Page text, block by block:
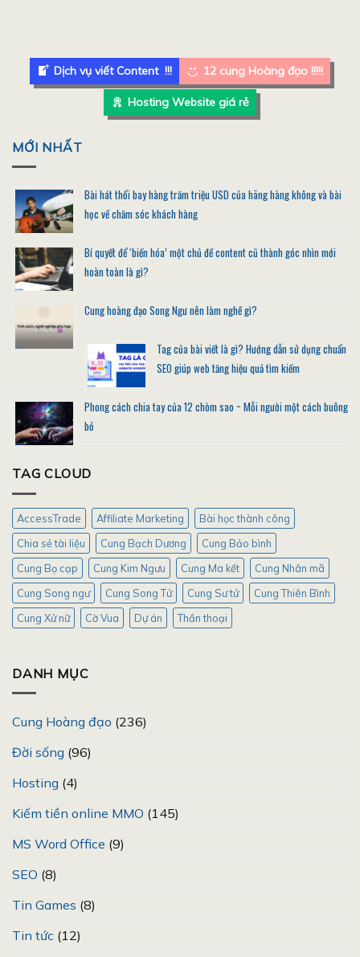
Dịch vụ viết Content !!! 12 cung Hoàng đạo !!!!!
Hosting Website giá rẻ
MỚI NHẤT
Bài hát thổi bay hàng trăm triệu USD của hãng hàng không và bài
học về chăm sóc khách hàng
Bí quyết để ‘biến hóa’ một chủ đề content cũ thành góc nhìn mới
hoàn toàn là gì?
Cung hoàng đạo Song Ngư nên làm nghề gì?
Tag của bài viết là gì? Hướng dẫn sử dụng chuẩn
SEO giúp web tăng hiệu quả tìm kiếm
Phong cách chia tay của 12 chòm sao ~ Mỗi người một cách buông
bỏ
TAG CLOUD
AccessTrade Affiliate Marketing
Bài học thành công
Chia sẻ tài liệu
Cung Bạch Dương
Cung Bảo bình
Cung Bọ cạp
Cung Kim Ngưu Cung Ma kết
Cung Nhân mã
Cung Song ngư
Cung Song Tử Cung Sư tử
Cung Thiên Bình
Cung Xử nữ
Cờ Vua Dự án Thần thoại
DANH MỤC
Cung Hoàng đạo (236)
Đời sống (96)
Hosting (4)
Kiếm tiền online MMO (145)
MS Word Office (9)
SEO (8)
Tin Games (8)
Tin tức (12)